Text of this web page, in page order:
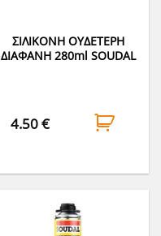
ΣΙΛΙΚΟΝΗ ΟΥΔΕΤΕΡΗ
ΔΙΑΦΑΝΗ 280ml SOUDAL
4.50€